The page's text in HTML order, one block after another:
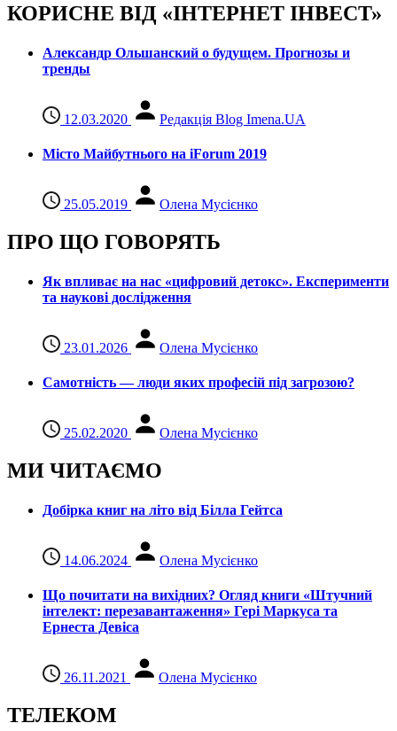
КОРИСНЕ ВІД «ІНТЕРНЕТ ІНВЕСТ»
Александр Ольшанский о будущем. Прогнозы и
тренды
12.03.2020 Редакція Blog Imena.UA
Місто Майбутнього на iForum 2019
25.05.2019 Олена Мусієнко
ПРО ЩО ГОВОРЯТЬ
Як впливає на нас «цифровий детокс». Експерименти
та наукові дослідження
23.01.2026 Олена Мусієнко
Самотність — люди яких професій під загрозою?
25.02.2020 Олена Мусієнко
МИ ЧИТАЄМО
Добірка книг на літо від Білла Гейтса
14.06.2024 Олена Мусієнко
Що почитати на вихідних? Огляд книги «Штучний
інтелект: перезавантаження» Гері Маркуса та
Ернеста Девіса
26.11.2021 Олена Мусієнко
ТЕЛЕКОМ